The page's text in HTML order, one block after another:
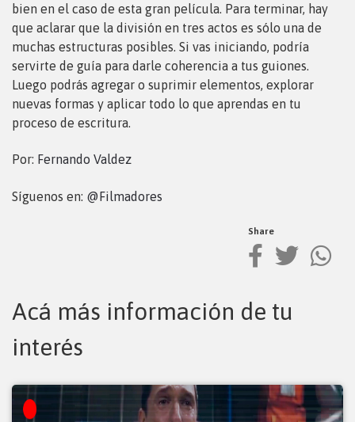
bien en el caso de esta gran película. Para terminar, hay
que aclarar que la división en tres actos es sólo una de
muchas estructuras posibles. Si vas iniciando, podría
servirte de guía para darle coherencia a tus guiones.
Luego podrás agregar o suprimir elementos, explorar
nuevas formas y aplicar todo lo que aprendas en tu
proceso de escritura.
Por: Fernando Valdez
Síguenos en: @Filmadores
Share
Acá más información de tu
interés